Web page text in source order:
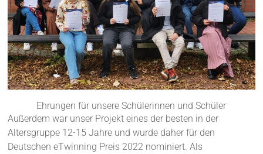
Ehrungen für unsere Schülerinnen und Schüler
Außerdem war unser Projekt eines der besten in der
Altersgruppe 12-15 Jahre und wurde daher für den
Deutschen eTwinning Preis 2022 nominiert. Als